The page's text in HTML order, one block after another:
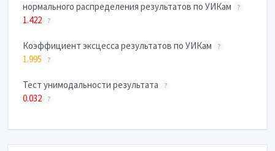
нормального распределения результатов по УИКам
?
1.422 ?
Коэффициент эксцесса результатов по УИКам ?
1.995 ?
Тест унимодальности результата ?
0.032 ?